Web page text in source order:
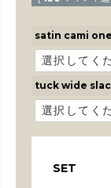
satin cami
tuck wide
SET